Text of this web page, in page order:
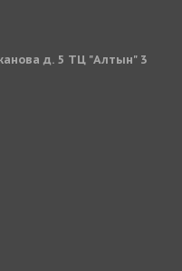
д. 5 ТЦ "Алтын" 3